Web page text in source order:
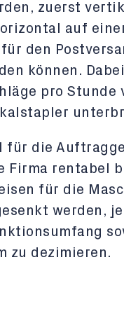
zuerst
auf
den
können.
pro
für die
rentabel
für die
werden,
zu dezimieren.